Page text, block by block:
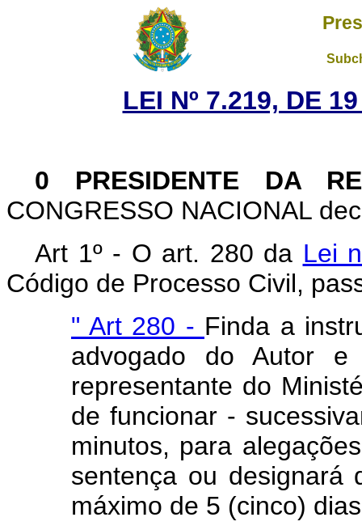
LEI Nº 7.219, DE
0 PRESIDENTE DA
CONGRESSO NACIONAL
Art 1º - O art. 280 da Lei
Código de Processo Civil,
" Art 280 - Finda a
advogado do Autor
representante do
de funcionar -
minutos, para
sentença ou designará
máximo de 5 (cinco)